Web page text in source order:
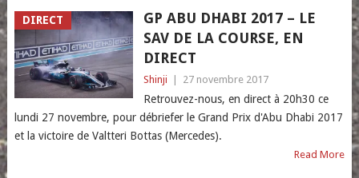
DIRECT
GP ABU DHABI 2017 – LE
SAV DE LA COURSE, EN
DIRECT
Shinji 27 novembre 2017
Retrouvez-nous, en direct à 20h30 ce
lundi 27 novembre, pour débriefer le Grand Prix d'Abu Dhabi 2017
et la victoire de Valtteri Bottas (Mercedes).
Read More